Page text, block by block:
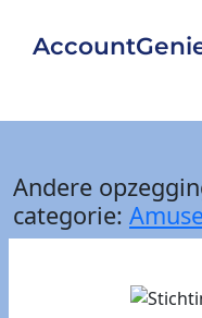
Andere
categorie: